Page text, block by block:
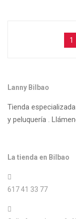
1
Lanny Bilbao
Tienda
y peluquería .
La tienda en Bilbao
617 41 33 77